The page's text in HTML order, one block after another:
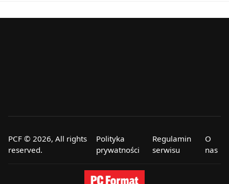
PCF © 2026, All rights
reserved.
Polityka
prywatności
Regulamin
serwisu
O
nas